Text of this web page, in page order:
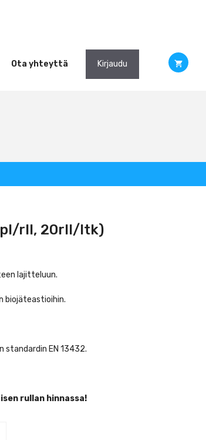
Ota yhteyttä Kirjaudu
rll, 20rll/ltk)
lajitteluun.
biojäteastioihin.
EN 13432.
rullan hinnassa!